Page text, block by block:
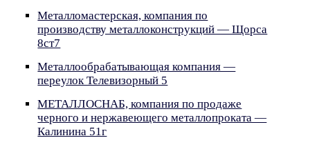
Металломастерская, компания по
производству металлоконструкций — Щорса
8ст7
Металлообрабатывающая компания —
переулок Телевизорный 5
МЕТАЛЛОСНАБ, компания по продаже
черного и нержавеющего металлопроката —
Калинина 51г